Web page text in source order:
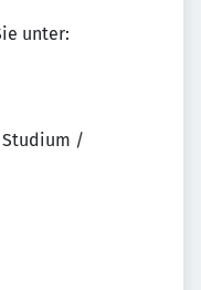
unter:
Studium /